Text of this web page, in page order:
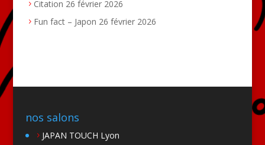
Citation 26 février 2026
Fun fact – Japon 26 février 2026
nos salons
JAPAN TOUCH Lyon